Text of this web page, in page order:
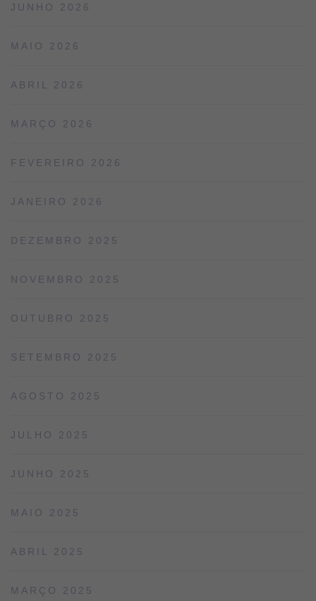
JUNHO 2026
MAIO 2026
ABRIL 2026
MARÇO 2026
FEVEREIRO 2026
JANEIRO 2026
DEZEMBRO 2025
NOVEMBRO 2025
OUTUBRO 2025
SETEMBRO 2025
AGOSTO 2025
JULHO 2025
JUNHO 2025
MAIO 2025
ABRIL 2025
MARÇO 2025